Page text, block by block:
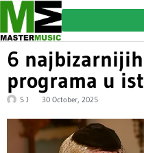
6
programa u
S J 30 October, 2025